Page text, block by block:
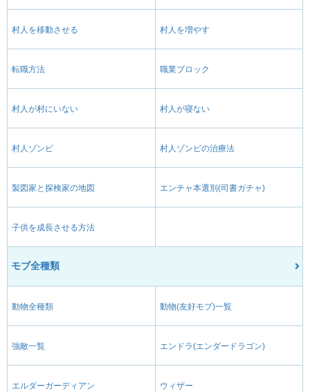
村人を移動させる 村人を増やす
転職方法 職業ブロック
村人が村にいない 村人が寝ない
村人ゾンビ 村人ゾンビの治療法
製図家と探検家の地図 エンチャ本選別(司書ガチャ)
子供を成長させる方法
モブ全種類
動物全種類 動物(友好モブ)一覧
強敵一覧 エンドラ(エンダードラゴン)
エルダーガーディアン ウィザー